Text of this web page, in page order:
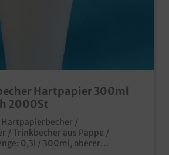
Hartpapier 300ml
2000St
/
/ Trinkbecher aus Pappe /
0,3l / 300ml, oberer